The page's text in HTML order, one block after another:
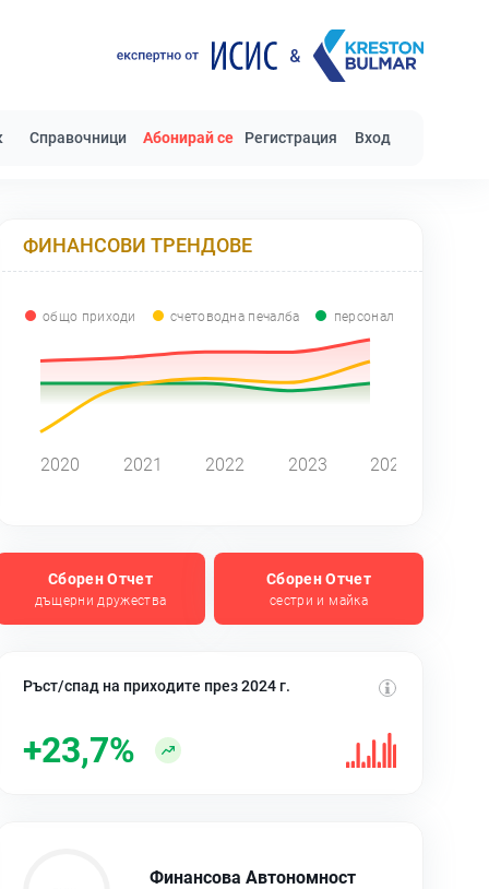
Справочници Абонирай се Регистрация Вход
ФИНАНСОВИ ТРЕНДОВЕ
общо приходи счетоводна печалба персонал
2020 2021 2022 2023 2024
Сборен Отчет
дъщерни дружества
Сборен Отчет
сестри и майка
Ръст/спад на приходите през 2024 г.
+23,7%
Финансова Автономност